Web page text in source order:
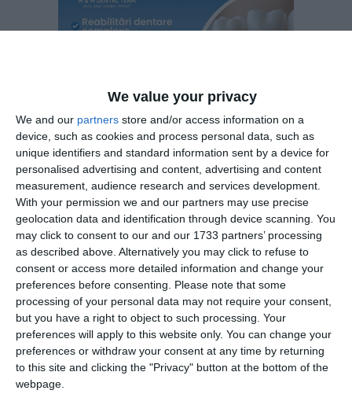
We value your privacy
We and our partners store and/or access information on a
device, such as cookies and process personal data, such as
unique identifiers and standard information sent by a device for
personalised advertising and content, advertising and content
measurement, audience research and services development.
With your permission we and our partners may use precise
geolocation data and identification through device scanning. You
may click to consent to our and our 1733 partners’ processing
as described above. Alternatively you may click to refuse to
consent or access more detailed information and change your
preferences before consenting. Please note that some
processing of your personal data may not require your consent,
but you have a right to object to such processing. Your
preferences will apply to this website only. You can change your
preferences or withdraw your consent at any time by returning
to this site and clicking the "Privacy" button at the bottom of the
webpage.
Atacanți
Ilie Dumitrescu (11), Florin Răducioiu (9), Marius Lăcătuş
(7), Ion Vlădoiu (16), Viorel Moldovan (9), Adrian Ilie (11),
Marian Ivan (21).
World Stars
Portari
Dida (1), Frey (1)